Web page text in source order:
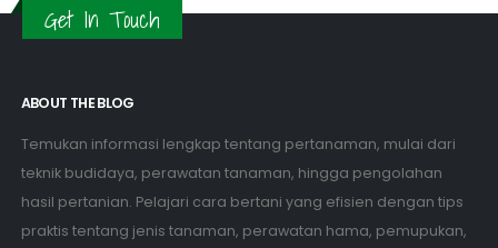
Get In Touch
ABOUT THE BLOG
Temukan informasi lengkap tentang pertanaman, mulai dari
teknik budidaya, perawatan tanaman, hingga pengolahan
hasil pertanian. Pelajari cara bertani yang efisien dengan tips
praktis tentang jenis tanaman, perawatan hama, pemupukan,